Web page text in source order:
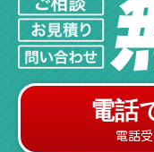
電話
電話